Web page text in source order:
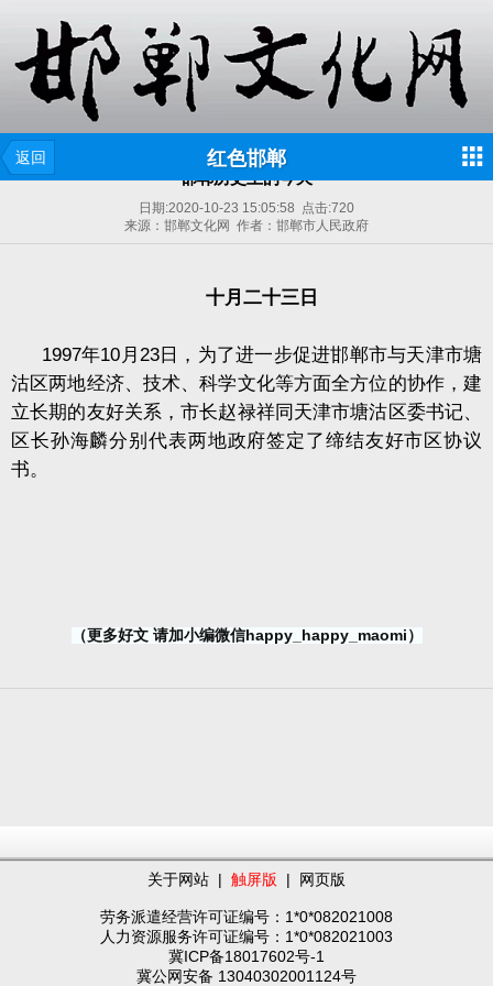
返回 红色邯郸
邯郸历史上的今天
日期:2020-10-23 15:05:58 点击:720
来源：邯郸文化网 作者：邯郸市人民政府
十月二十三日
1997年10 月 23日，为了进一步促进邯郸市与天津市塘
沽区两地经济、技术、科学文化等方面全方位的协作，建
立长期的友好关系，市长赵禄祥同天津市塘沽区委书记、
区长孙海麟分别代表两地政府签定了缔结友好市区协议
书。
（更多好文 请加小编微信happy_happy_maomi）
关于网站 | 触屏版 | 网页版
劳务派遣经营许可证编号：1*0*082021008
人力资源服务许可证编号：1*0*082021003
冀ICP备18017602号-1
冀公网安备 13040302001124号